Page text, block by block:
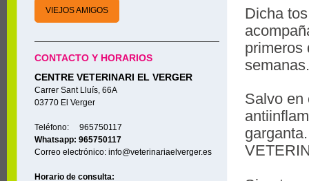
Dicha
primeros
semanas.
Salvo en
VIEJOS AMIGOS
CONTACTO Y HORARIOS
CENTRE VETERINARI EL VERGER
Carrer Sant Lluís, 66A
03770 El Verger
Teléfono: 965750117
Whatsapp: 965750117
Correo electrónico: info@veterinariaelverger.es
Horario de consulta: